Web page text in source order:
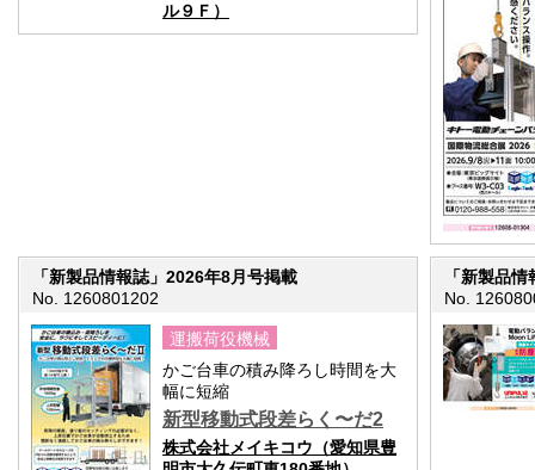
ル９Ｆ）
「新製品情報誌」2026年8月号掲載
No. 1260801202
運搬荷役機械
かご台車の積み降ろし時間を大
幅に短縮
新型移動式段差らく〜だ2
株式会社メイキコウ（愛知県豊
「新製品
No.